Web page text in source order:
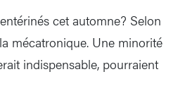
cet automne? Selon
mécatronique. Une minorité
indispensable, pourraient